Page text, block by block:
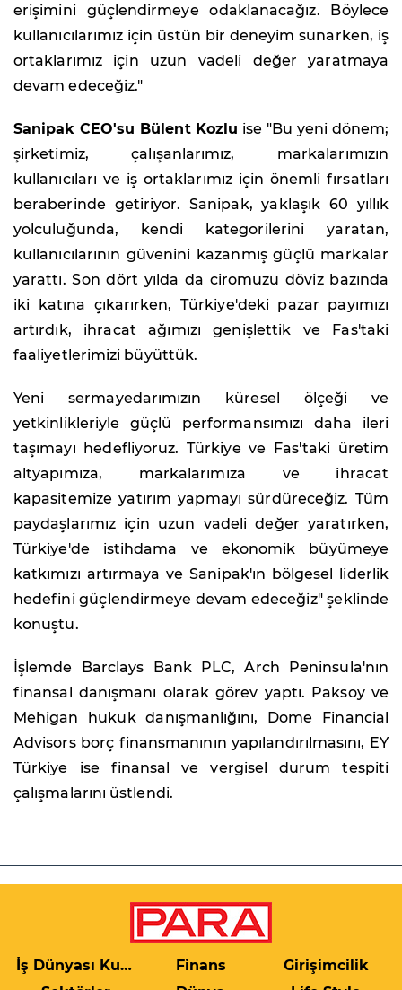
erişimini güçlendirmeye odaklanacağız. Böylece
kullanıcılarımız için üstün bir deneyim sunarken, iş
ortaklarımız için uzun vadeli değer yaratmaya
devam edeceğiz."
Sanipak CEO'su Bülent Kozlu ise "Bu yeni dönem;
şirketimiz, çalışanlarımız, markalarımızın
kullanıcıları ve iş ortaklarımız için önemli fırsatları
beraberinde getiriyor. Sanipak, yaklaşık 60 yıllık
yolculuğunda, kendi kategorilerini yaratan,
kullanıcılarının güvenini kazanmış güçlü markalar
yarattı. Son dört yılda da ciromuzu döviz bazında
iki katına çıkarırken, Türkiye'deki pazar payımızı
artırdık, ihracat ağımızı genişlettik ve Fas'taki
faaliyetlerimizi büyüttük.
Yeni sermayedarımızın küresel ölçeği ve
yetkinlikleriyle güçlü performansımızı daha ileri
taşımayı hedefliyoruz. Türkiye ve Fas'taki üretim
altyapımıza, markalarımıza ve ihracat
kapasitemize yatırım yapmayı sürdüreceğiz. Tüm
paydaşlarımız için uzun vadeli değer yaratırken,
Türkiye'de istihdama ve ekonomik büyümeye
katkımızı artırmaya ve Sanipak'ın bölgesel liderlik
hedefini güçlendirmeye devam edeceğiz" şeklinde
konuştu.
İşlemde Barclays Bank PLC, Arch Peninsula'nın
finansal danışmanı olarak görev yaptı. Paksoy ve
Mehigan hukuk danışmanlığını, Dome Financial
Advisors borç finansmanının yapılandırılmasını, EY
Türkiye ise finansal ve vergisel durum tespiti
çalışmalarını üstlendi.
İş Dünyası Kulis Finans
Girişimcilik